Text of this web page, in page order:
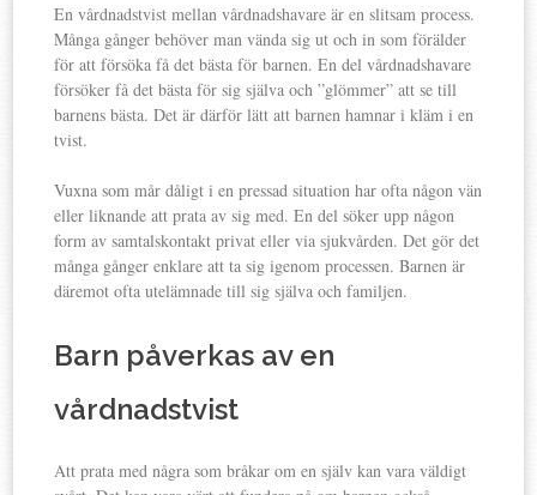
En vårdnadstvist mellan vårdnadshavare är en slitsam process.
Många gånger behöver man vända sig ut och in som förälder
för att försöka få det bästa för barnen. En del vårdnadshavare
försöker få det bästa för sig själva och ”glömmer” att se till
barnens bästa. Det är därför lätt att barnen hamnar i kläm i en
tvist.
Vuxna som mår dåligt i en pressad situation har ofta någon vän
eller liknande att prata av sig med. En del söker upp någon
form av samtalskontakt privat eller via sjukvården. Det gör det
många gånger enklare att ta sig igenom processen. Barnen är
däremot ofta utelämnade till sig själva och familjen.
Barn påverkas av en
vårdnadstvist
Att prata med några som bråkar om en själv kan vara väldigt